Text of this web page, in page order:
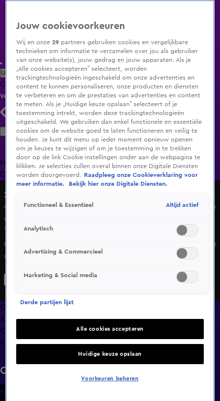
Uitzending Gemist Populaire programma's Zenders Genres
ClipsFilmsRadioSmart TV inlogShop
Volg KIJK
Zoeken
HomeUitzending Gemist Programma's De Bondgenoten
OranjezomerLivestreamsShop
Shownieuws
Guido Weijers keert terug op tv met oudejaarsconference
op SBS6
Vr 5 juni, 10:37
Guido Weijers keert terug op tv met oudejaarsconference
op SBS6. Maar dat is niet het enige wat hij gaat doen op
Overzicht
Afleveringen
Clips
Info
Clips
0:30
Jouw cookievoorkeuren
Wij en onze29 partners gebruiken cookies en vergelijkbare
technieken om informatie te verzamelen over jou als gebruiker
van onze website(s), jouw gedrag en jouw apparaten. Als je
„Alle cookies accepteren” selecteert, worden
trackingtechnologieën ingeschakeld om onze advertenties en
content te kunnen personaliseren, onze producten en diensten
te verbeteren en om de prestaties van advertenties en content
te meten. Als je „Huidige keuze opslaan” selecteert of je
toestemming intrekt, worden deze trackingtechnologieën
uitgeschakeld. We gebruiken dan enkel functionele en essentiële
cookies om de website goed te laten functioneren en veilig te
houden. Je kunt dit menu op ieder moment opnieuw openen
om je keuzes te wijzigen of om je toestemming in te trekken
door op de link Cookie-instellingen onder aan de webpagina te
klikken. Je selecties zullen overal binnen onze Digitale Diensten
worden doorgevoerd.
Raadpleeg onze Cookieverklaring voor
meer informatie.
Bekijk hier onze Digitale Diensten.
Functioneel & Essentieel Altijd actief
Analytisch
Advertising & Commercieel
Marketing & Social media
Derde partijen lijst
Alle cookies accepteren
Huidige keuze opslaan
Voorkeuren beheren